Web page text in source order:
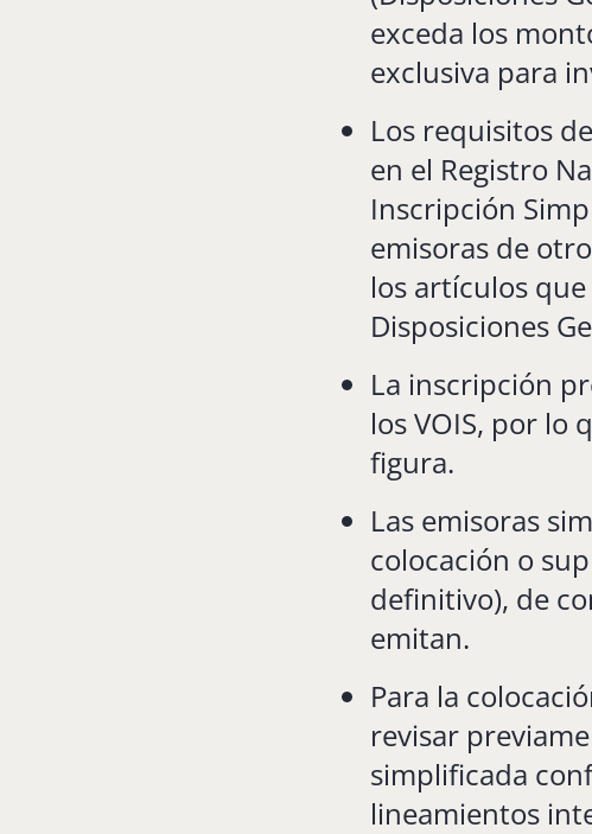
exceda los
exclusiva para
Los requisitos
en el Registro
Inscripción
emisoras de
los artículos
Disposiciones
La inscripción
los VOIS, por lo
figura.
Las emisoras
colocación o
definitivo), de
emitan.
Para la
revisar
simplificada
lineamientos